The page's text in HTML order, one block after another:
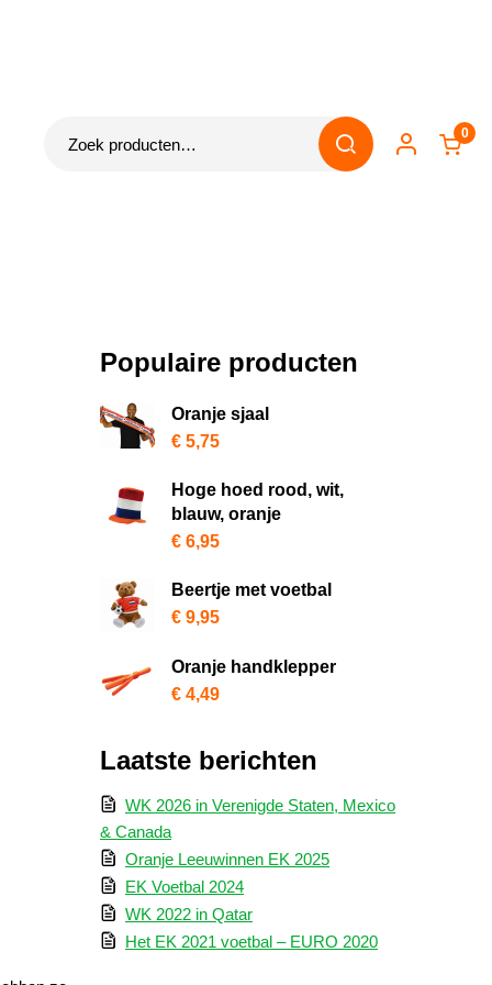
naar:
0
Populaire producten
Oranje sjaal
€ 5,75
Hoge hoed rood, wit,
blauw, oranje
€ 6,95
Beertje met voetbal
€ 9,95
Oranje handklepper
€ 4,49
Laatste berichten
WK 2026 in Verenigde Staten, Mexico
& Canada
Oranje Leeuwinnen EK 2025
EK Voetbal 2024
WK 2022 in Qatar
Het EK 2021 voetbal – EURO 2020